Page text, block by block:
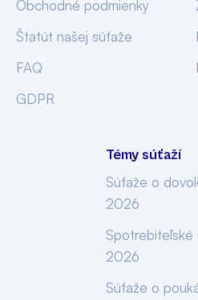
Obchodné podmienky
Štatút našej súťaže
FAQ
GDPR
Témy súťaží
Súťaže o
2026
Spotrebiteľské
2026
Súťaže o